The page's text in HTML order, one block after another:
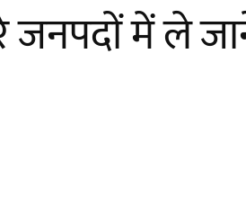
जनपदों में ले